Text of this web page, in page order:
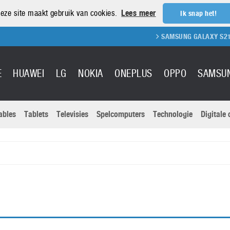
site maakt gebruik van cookies. Lees meer Ik snap het!
SAMSUNG GALAXY S21 REVIEW
HUAWEI LG NOKIA ONEPLUS OPPO
Nikon
Tablets Televisies Spelcomputers Technologie Digitale
Televisies